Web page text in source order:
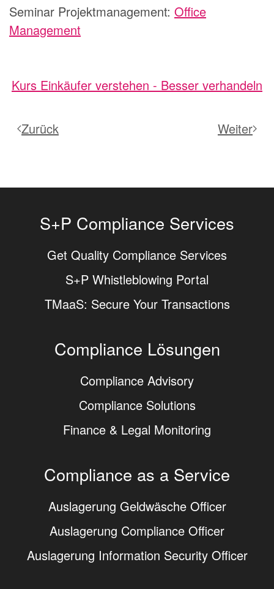
Seminar Projektmanagement: Office
Management
Kurs Einkäufer verstehen - Besser verhandeln
Zurück Weiter
S+P Compliance Services
Get Quality Compliance Services
S+P Whistleblowing Portal
TMaaS: Secure Your Transactions
Compliance Lösungen
Compliance Advisory
Compliance Solutions
Finance & Legal Monitoring
Compliance as a Service
Auslagerung Geldwäsche Officer
Auslagerung Compliance Officer
Auslagerung Information Security Officer